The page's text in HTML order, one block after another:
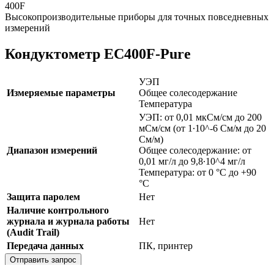
400F
Высокопроизводительные приборы для точных повседневных
измерений
Кондуктометр EC400F-Pure
Измеряемые параметры
УЭП
Общее солесодержание
Температура
Диапазон измерений
УЭП: от 0,01 мкСм/см до 200
мСм/см (от 1∙10^-6 См/м до 20
См/м)
Общее солесодержание: от
0,01 мг/л до 9,8∙10^4 мг/л
Температура: от 0 °С до +90
°С
Защита паролем
Нет
Наличие контрольного
журнала и журнала работы
(Audit Trail)
Нет
Передача данных ПК, принтер
Отправить запрос